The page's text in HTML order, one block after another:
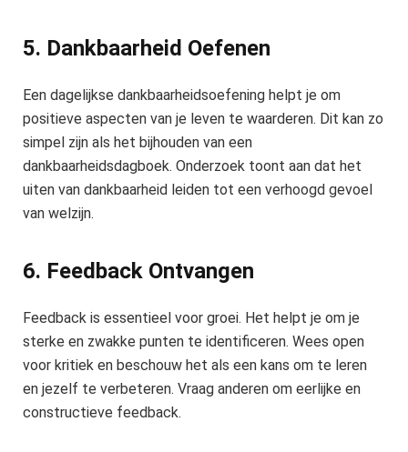
5. Dankbaarheid Oefenen
Een dagelijkse dankbaarheidsoefening helpt je om
positieve aspecten van je leven te waarderen. Dit kan zo
simpel zijn als het bijhouden van een
dankbaarheidsdagboek. Onderzoek toont aan dat het
uiten van dankbaarheid leiden tot een verhoogd gevoel
van welzijn.
6. Feedback Ontvangen
Feedback is essentieel voor groei. Het helpt je om je
sterke en zwakke punten te identificeren. Wees open
voor kritiek en beschouw het als een kans om te leren
en jezelf te verbeteren. Vraag anderen om eerlijke en
constructieve feedback.